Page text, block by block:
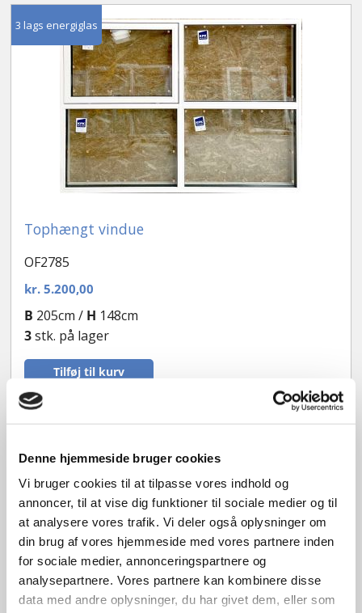
Denne hjemmeside bruger cookies
Vi bruger cookies til at tilpasse vores indhold og
annoncer, til at vise dig funktioner til sociale medier og til
at analysere vores trafik. Vi deler også oplysninger om
din brug af vores hjemmeside med vores partnere inden
for sociale medier, annonceringspartnere og
analysepartnere. Vores partnere kan kombinere disse
data med andre oplysninger, du har givet dem, eller som
3 lags energiglas
Tophængt vindue
OF2785
kr.5.200,00
Tilføj til kurv
B 205cm / H 148cm
3stk. på lager